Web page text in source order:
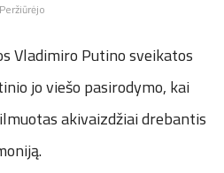
Vladimiro Putino sveikatos
jo viešo pasirodymo, kai
akivaizdžiai drebantis